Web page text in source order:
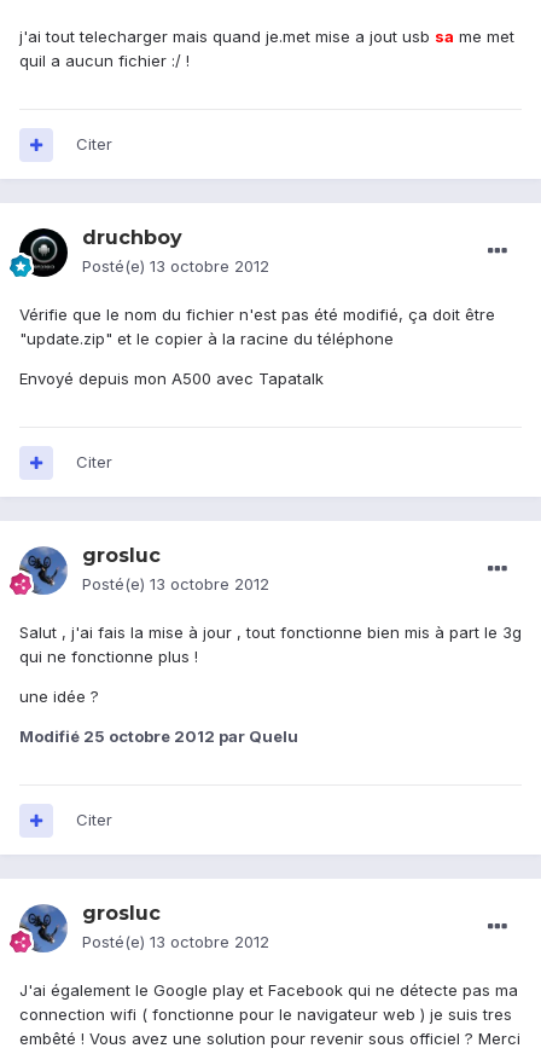
j'ai tout telecharger mais quand je.met mise a jout usb sa me met
quil a aucun fichier :/ !
Citer
druchboy
Posté(e) 13 octobre 2012
Vérifie que le nom du fichier n'est pas été modifié, ça doit être
"update.zip" et le copier à la racine du téléphone
Envoyé depuis mon A500 avec Tapatalk
Citer
grosluc
Posté(e) 13 octobre 2012
Salut , j'ai fais la mise à jour , tout fonctionne bien mis à part le 3g
qui ne fonctionne plus !
une idée ?
Modifié 25 octobre 2012 par Quelu
Citer
grosluc
Posté(e) 13 octobre 2012
J'ai également le Google play et Facebook qui ne détecte pas ma
connection wifi ( fonctionne pour le navigateur web ) je suis tres
embêté ! Vous avez une solution pour revenir sous officiel ? Merci